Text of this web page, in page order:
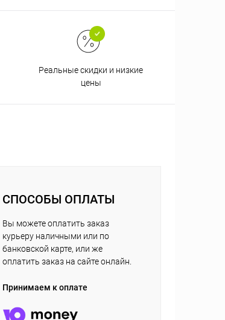
Реальные скидки и низкие
цены
СПОСОБЫ ОПЛАТЫ
Вы можете оплатить заказ
курьеру наличными или по
банковской карте, или же
оплатить заказ на сайте онлайн.
Принимаем к оплате
раз в 2